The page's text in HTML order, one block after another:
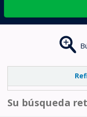
Su búsqueda